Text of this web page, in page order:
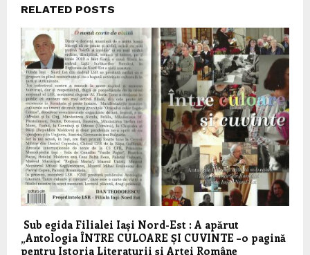
RELATED POSTS
Sub egida Filialei Iași Nord-Est : A apărut
„Antologia ÎNTRE CULOARE ȘI CUVINTE –o pagină
pentru Istoria Literaturii și Artei Române